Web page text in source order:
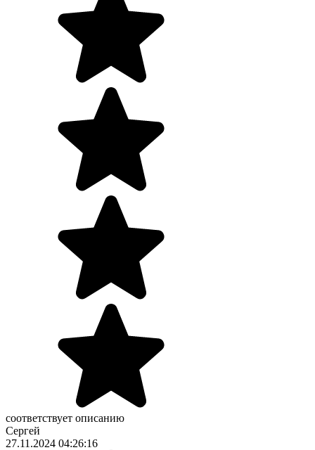
соответствует описанию
Сергей
27.11.2024 04:26:16